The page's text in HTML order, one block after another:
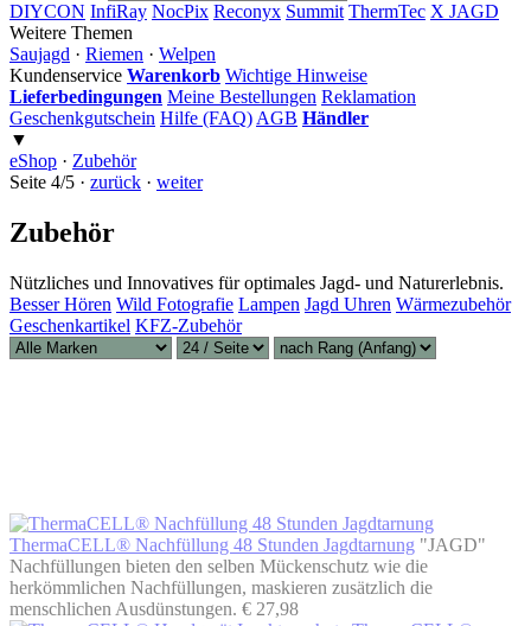
DIYCON InfiRay NocPix Reconyx Summit ThermTec X JAGD
Weitere Themen
Saujagd · Riemen · Welpen
Kundenservice Warenkorb Wichtige Hinweise
Lieferbedingungen Meine Bestellungen Reklamation
Geschenkgutschein Hilfe (FAQ) AGB Händler
▼
eShop · Zubehör
Seite 4/5 · zurück · weiter
Zubehör
Nützliches und Innovatives für optimales Jagd- und Naturerlebnis.
Besser Hören Wild Fotografie Lampen Jagd Uhren Wärmezubehör
Geschenkartikel KFZ-Zubehör
ThermaCELL® Nachfüllung 48 Stunden Jagdtarnung "JAGD"
Nachfüllungen bieten den selben Mückenschutz wie die
herkömmlichen Nachfüllungen, maskieren zusätzlich die
menschlichen Ausdünstungen. € 27,98